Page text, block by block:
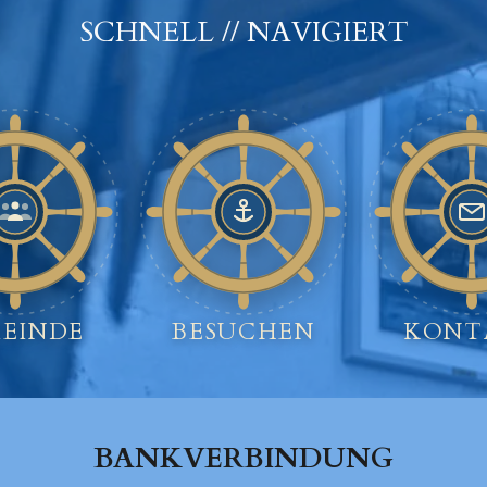
SCHNELL // NAVIGIERT
BESUCHEN
BANKVERBINDUNG